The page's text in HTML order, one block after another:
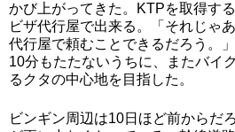
かび上がってきた。KTPを取得す
ビザ代行屋で出来る。「それじゃ
代行屋で頼むことできるだろう。
10分もたたないうちに、またバイ
るクタの中心地を目指した。
ビンギン周辺は10日ほど前からだ